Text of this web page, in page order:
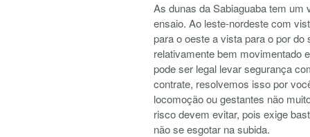
As dunas da Sabiaguaba tem um
ensaio. Ao leste-nordeste com
para o oeste a vista para o por
relativamente bem movimentado
pode ser legal levar segurança
contrate, resolvemos isso por
locomoção ou gestantes não
risco devem evitar, pois exige
não se esgotar na subida.